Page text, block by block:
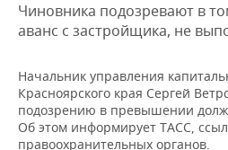
КОРОЛИ ГОСЗАКАЗА ПФО
КОМУ ПРИНАДЛЕЖАТ
ТОРГОВЫЕ ЦЕНТРЫ
ТАТАРСТАНА
ФИНАНСЫ
БЮДЖЕТ
ИНВЕСТИЦИИ
НОВОСТИ
ПРОМЫШЛЕННОСТИ
АГРОПРОМ
МАШИНОСТРОЕНИЕ
НЕДВИЖИМОСТЬ
НОВОСТИ АВТО
БИЗНЕС
НОВОСТИ БИЗНЕСА
ТЕХНОЛОГИИ
Чиновника подозревают в
аванс с застройщика, не
Начальник управления
Красноярского края Сергей
подозрению в превышении
Об этом информирует ТАСС,
правоохранительных органов.